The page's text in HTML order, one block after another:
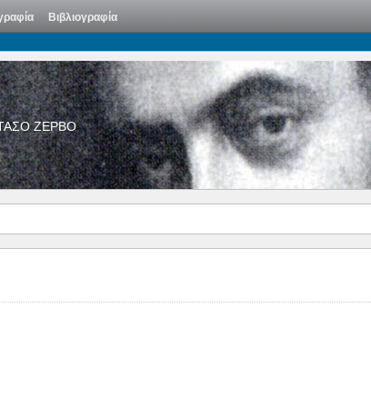
Βιβλιογραφία
ΖΕΡΒΟ